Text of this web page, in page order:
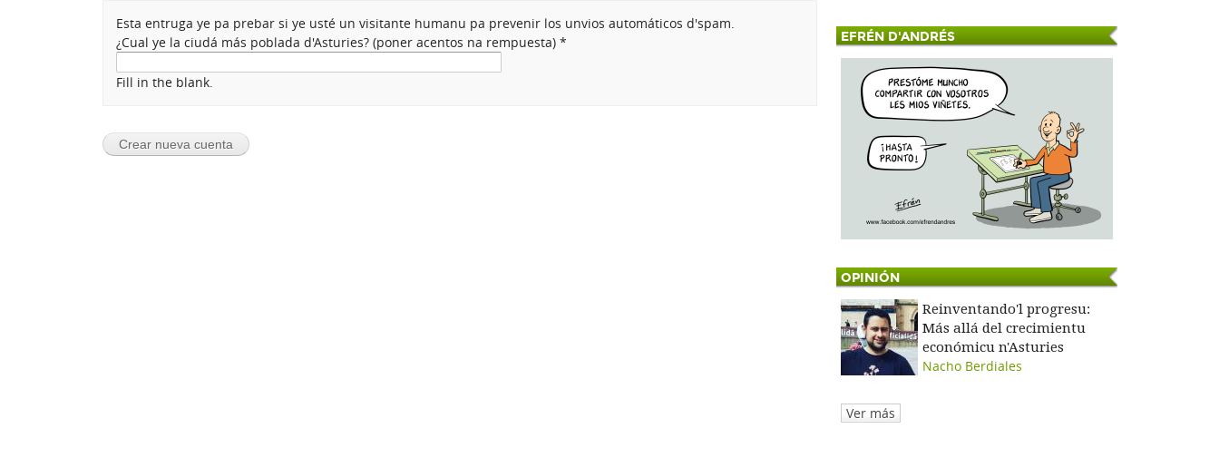
Esta entruga ye pa prebar si ye usté un visitante humanu pa prevenir los unvios automáticos d'spam.
¿Cual ye la ciudá más poblada d'Asturies? (poner acentos na rempuesta)*
Fill in the blank.
EFRÉN D'ANDRÉS
OPINIÓN
Reinventando'l progresu:
Más allá del crecimientu
económicu n'Asturies
Nacho Berdiales
Ver más